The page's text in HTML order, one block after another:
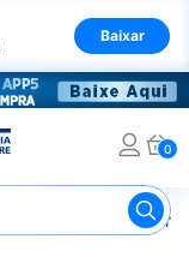
Baixar
0